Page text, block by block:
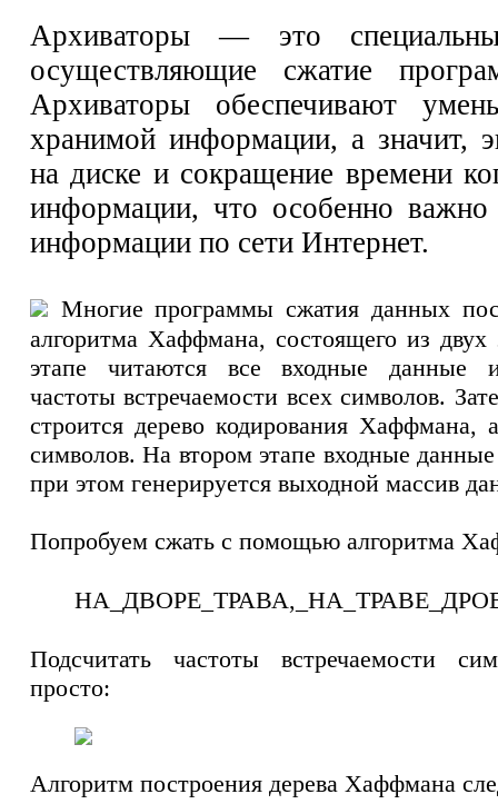
Архиваторы — это
осуществляющие сжатие
Архиваторы обеспечивают
хранимой информации, а значит,
на диске и сокращение времени
информации, что особенно важно
информации по сети Интернет.
Многие программы сжатия данных
алгоритма Хаффмана, состоящего из
этапе читаются все входные данные
частоты встречаемости всех символов.
строится дерево кодирования
символов. На втором этапе входные
при этом генерируется выходной массив
Попробуем сжать с помощью алгоритма
Подсчитать частоты встречаемости
просто:
Алгоритм построения дерева Хаффмана